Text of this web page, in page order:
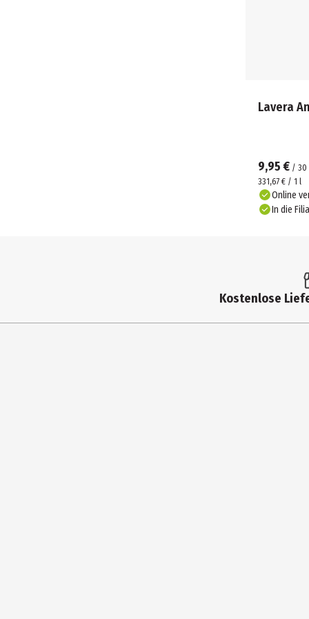
Lavera
9,95 € / 30
331,67 € / 1 l
Online
In die
Kostenlose